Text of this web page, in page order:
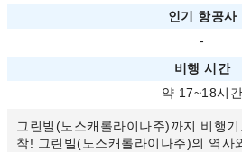
인기 항공사
-
비행 시간
약 17~18시간
그린빌(노스캐롤라이나주)까지 비행
착! 그린빌(노스캐롤라이나주)의 역사